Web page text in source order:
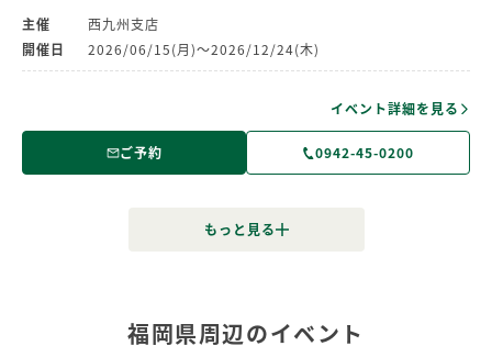
主催
西九州支店
開催日
2026/06/15(月)～2026/12/24(木)
イベント詳細を見る
ご予約 0942-45-0200
福岡県周辺のイベント